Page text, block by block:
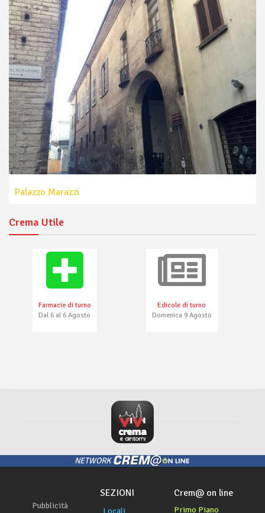
Palazzo Marazzi
Crema Utile
Farmacie di turno
Dal 6 al 6 Agosto
Edicole di turno
Domenica 9 Agosto
NETWORK
Pubblicità
SEZIONI Crem@ on line
Primo Piano